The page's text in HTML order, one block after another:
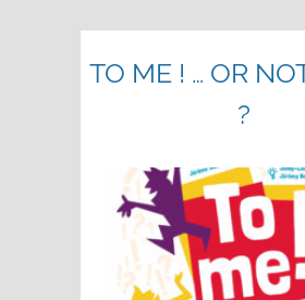
TO ME ! … OR
?